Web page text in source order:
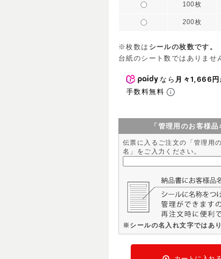
100枚
200枚
※枚数は シールの枚数です。
台紙のシート数ではありませ
なら 月々1,666円
手数料無料
「管理用のお客様
伝票に入るご注文の「管理用
名」をご入力ください。
※シールの名入れ文字ではあ